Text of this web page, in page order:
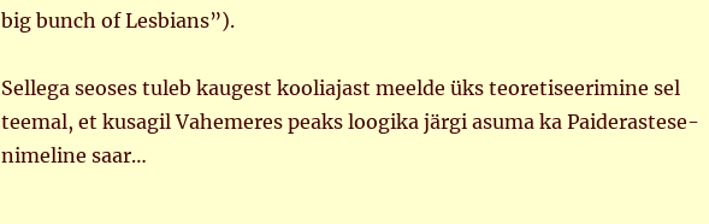
big bunch of Lesbians”).
Sellega seoses tuleb kaugest kooliajast meelde üks teoretiseerimine sel
teemal, et kusagil Vahemeres peaks loogika järgi asuma ka Paiderastese-
nimeline saar…